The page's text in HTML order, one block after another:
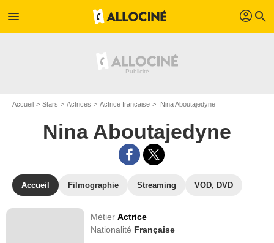
menu profil search
Accueil Stars Actrices Actrice française Nina Aboutajedyne
Nina Aboutajedyne
Accueil Filmographie Streaming VOD, DVD
MétierActrice
Nationalité Française